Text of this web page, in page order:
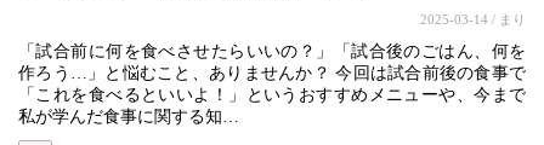
2025-03-14 / まり
「試合前に何を食べさせたらいいの？」「試合後のごはん、何を
作ろう…」と悩むこと、ありませんか？ 今回は試合前後の食事で
「これを食べるといいよ！」というおすすめメニューや、今まで
私が学んだ食事に関する知…